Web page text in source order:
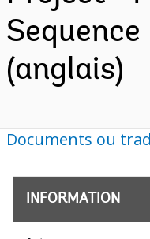
Sequence
(anglais)
Documents ou
INFORMATION